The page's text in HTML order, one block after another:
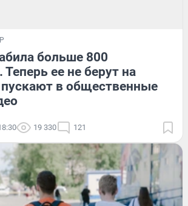
больше 800
Теперь ее не берут на
пускают в общественные
19 330 121